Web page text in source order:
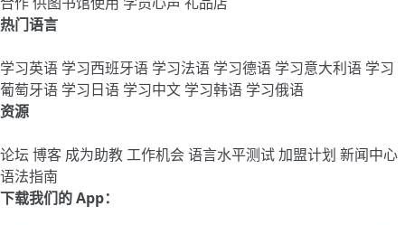
热门语言
学习英语 学习西班牙语 学习法语 学习德语 学习意大利语 学习
葡萄牙语 学习日语 学习中文 学习韩语 学习俄语
资源
论坛 博客 成为助教工作机会语言水平测试加盟计划 新闻中心
语法指南
下载我们的 App：